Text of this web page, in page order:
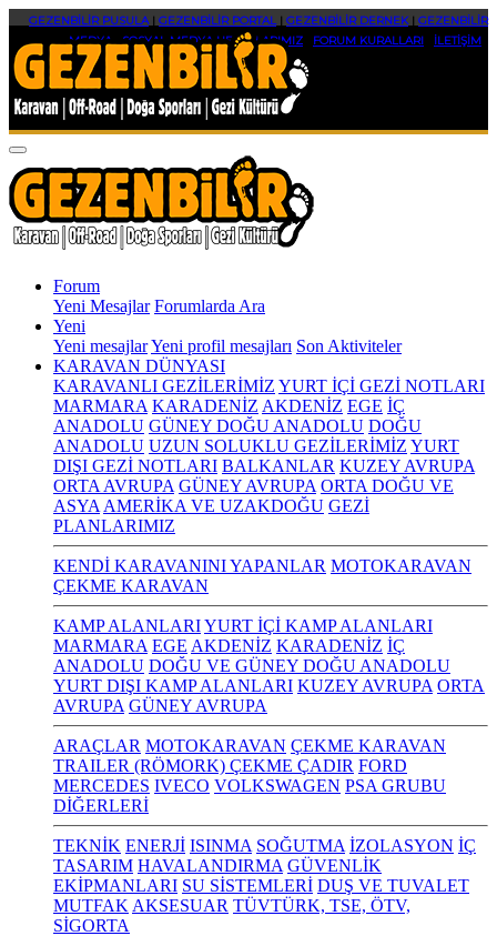
GEZENBİLİR PUSULA| GEZENBİLİR PORTAL| GEZENBİLİR DERNEK| GEZENBİLİR
MEDYA|SOSYAL MEDYA HESAPLARIMIZ FORUM KURALLARI İLETİŞİM
Forum
Yeni Mesajlar Forumlarda Ara
Yeni
Yeni mesajlarYeni profil mesajları Son Aktiviteler
KARAVAN DÜNYASI
KARAVANLI GEZİLERİMİZ YURT İÇİ GEZİ NOTLARI
MARMARA KARADENİZ AKDENİZ EGE İÇ
ANADOLU GÜNEY DOĞU ANADOLU DOĞU
ANADOLU UZUN SOLUKLU GEZİLERİMİZ YURT
DIŞI GEZİ NOTLARI BALKANLAR KUZEY AVRUPA
ORTA AVRUPA GÜNEY AVRUPA ORTA DOĞU VE
ASYA AMERİKA VE UZAKDOĞU GEZİ
PLANLARIMIZ
KENDİ KARAVANINI YAPANLAR MOTOKARAVAN
ÇEKME KARAVAN
KAMP ALANLARIYURT İÇİ KAMP ALANLARI
MARMARA EGE AKDENİZ KARADENİZ İÇ
ANADOLU DOĞU VE GÜNEY DOĞU ANADOLU
YURT DIŞI KAMP ALANLARI KUZEY AVRUPA ORTA
AVRUPA GÜNEY AVRUPA
ARAÇLAR MOTOKARAVAN ÇEKME KARAVAN
TRAILER (RÖMORK) ÇEKME ÇADIR FORD
MERCEDES IVECO VOLKSWAGEN PSA GRUBU
DİĞERLERİ
TEKNİK ENERJİ ISINMA SOĞUTMA İZOLASYON İÇ
TASARIM HAVALANDIRMA GÜVENLİK
EKİPMANLARI SU SİSTEMLERİ DUŞ VE TUVALET
MUTFAK AKSESUAR TÜVTÜRK, TSE, ÖTV,
SİGORTA